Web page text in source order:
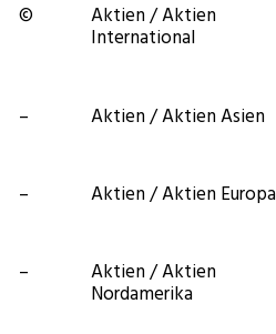
© Akti­en / Akti­en
International
– Akti­en / Akti­en Asien
– Akti­en / Akti­en Europa
– Akti­en / Akti­en
Nordamerika